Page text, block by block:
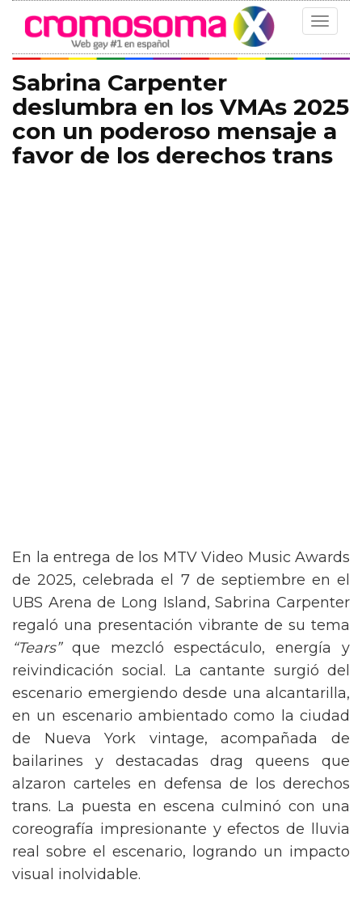
Toggle
Sabrina Carpenter
deslumbra en los VMAs 2025
con un poderoso mensaje a
favor de los derechos trans
En la entrega de los MTV Video Music Awards
de 2025, celebrada el 7 de septiembre en el
UBS Arena de Long Island, Sabrina Carpenter
regaló una presentación vibrante de su tema
“Tears”que mezcló espectáculo, energía y
reivindicación social. La cantante surgió del
escenario emergiendo desde una alcantarilla,
en un escenario ambientado como la ciudad
de Nueva York vintage, acompañada de
bailarines y destacadas drag queens que
alzaron carteles en defensa de los derechos
trans. La puesta en escena culminó con una
coreografía impresionante y efectos de lluvia
real sobre el escenario, logrando un impacto
visual inolvidable.